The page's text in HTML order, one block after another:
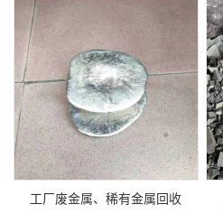
工厂废金属、稀有金属回收